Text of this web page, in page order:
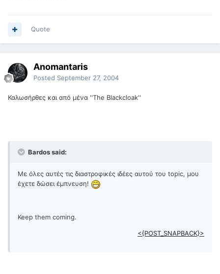
Quote
Anomantaris
Posted September 27, 2004
Καλωσήρθες και από μένα ''The Blackcloak''
Bardos said:
Με όλες αυτές τις διαστροφικές ιδέες αυτού του topic, μου
έχετε δώσει έμπνευση!
Keep them coming.
<{POST_SNAPBACK}>